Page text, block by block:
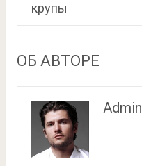
крупы
ОБ АВТОРЕ
Admin